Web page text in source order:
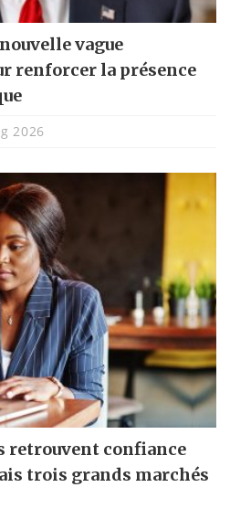
vague
renforcer la présence
2026
retrouvent confiance
trois grands marchés